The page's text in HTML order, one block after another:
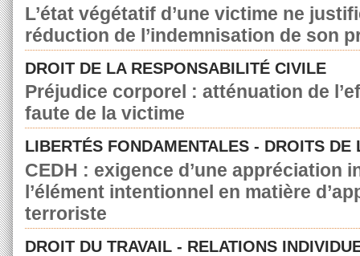
L’état végétatif d’une victime ne
réduction de l’indemnisation de son
DROIT DE LA RESPONSABILITÉ CIVILE
Préjudice corporel : atténuation de
faute de la victime
LIBERTÉS FONDAMENTALES - DROITS DE
CEDH : exigence d’une appréciation
l’élément intentionnel en matière
terroriste
DROIT DU TRAVAIL - RELATIONS